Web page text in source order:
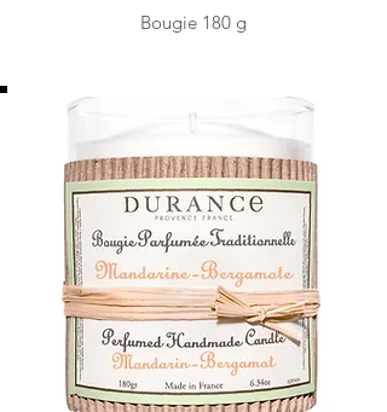
Bougie 180 g